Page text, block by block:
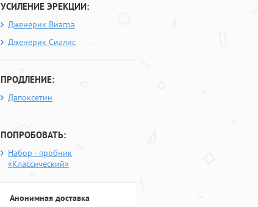
УСИЛЕНИЕ ЭРЕКЦИИ:
Дженерик Виагра
Дженерик Сиалис
ПРОДЛЕНИЕ:
Дапоксетин
ПОПРОБОВАТЬ:
Набор - пробник
«Классический»
Анонимная доставка